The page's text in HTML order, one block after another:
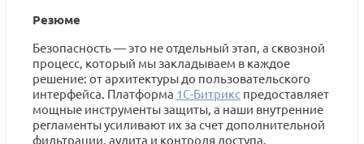
Резюме
Безопасность — это не отдельный этап, а сквозной
процесс, который мы закладываем в каждое
решение: от архитектуры до пользовательского
интерфейса. Платформа 1С-Битрикс предоставляет
мощные инструменты защиты, а наши внутренние
регламенты усиливают их за счет дополнительной
фильтрации, аудита и контроля доступа.